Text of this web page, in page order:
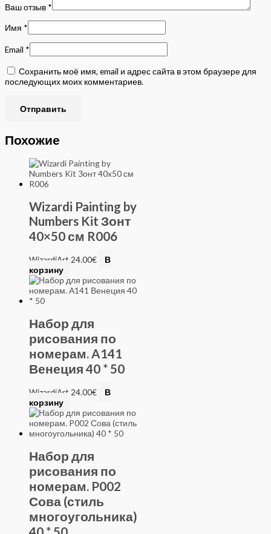
Ваш отзыв *
Имя *
Email *
Сохранить моё имя, email и адрес сайта в этом браузере для
последующих моих комментариев.
Похожие
Wizardi Painting by
Numbers Kit Зонт
40×50 см R006
WizardiArt 24.00€
В
корзину
Набор для
рисования по
номерам. A141
Венеция 40 * 50
WizardiArt 24.00€
В
корзину
Набор для
рисования по
номерам. P002
Сова (стиль
многоугольника)